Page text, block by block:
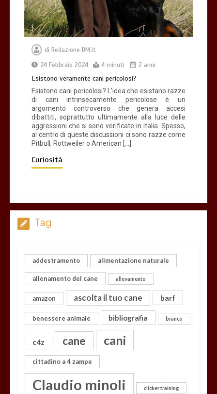
di Redazione DM.it
24 Febbraio 2024
4 minuti 2 anni
Esistono veramente cani pericolosi?
Esistono cani pericolosi? L’idea che esistano razze
di cani intrinsecamente pericolose è un
argomento controverso che genera accesi
dibattiti, soprattutto ultimamente alla luce delle
aggressioni che si sono verificate in italia. Spesso,
al centro di queste discussioni ci sono razze come
Pitbull, Rottweiler o American […]
Curiosità
Tag
addestramento alimentazione naturale
allenamento del cane allevamento
amazon ascolta il tuo cane barf
benessere animale bibliografia branco
c4z cane cani
cittadino a 4 zampe
Claudio minoli clicker training